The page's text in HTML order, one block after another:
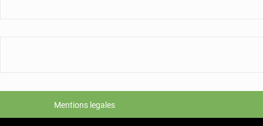
Mentions legales